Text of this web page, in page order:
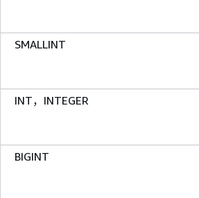
SMALLINT
INT，INTEGER
BIGINT